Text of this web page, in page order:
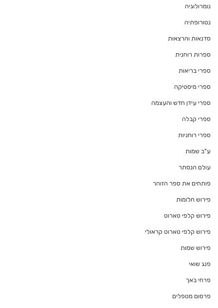
נומרולוגיה
נטורופתיה
סדנאות והרצאות
ספרות רוחנית
ספרי בריאות
ספרי מיסטיקה
ספרי עידן חדש והעצמה
ספרי קבלה
ספרי רוחניות
ע"ב שמות
עולם הנסתר
פותחים את ספר הזוהר
פירוש חלומות
פירוש קלפי טארוט
פירוש קלפי טארוט קראולי
פירוש שמות
פנג שואי
פרחי באך
פרסום מטפלים